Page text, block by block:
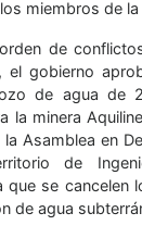
miembros de
de
el gobierno
de agua de
la minera
la Asamblea en
de
que se cancelen
de agua